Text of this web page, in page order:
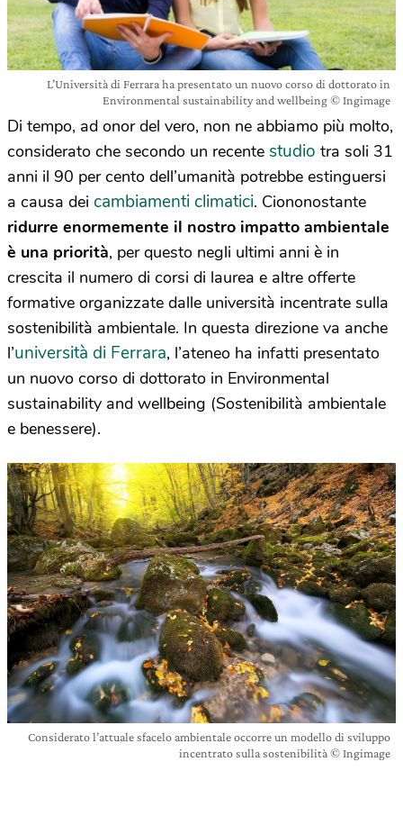
L’Università di Ferrara ha presentato un nuovo corso di dottorato in
Environmental sustainability and wellbeing © Ingimage
Di tempo, ad onor del vero, non ne abbiamo più molto,
considerato che secondo un recente studio tra soli 31
anni il 90 per cento dell’umanità potrebbe estinguersi
a causa dei cambiamenti climatici. Ciononostante
ridurre enormemente il nostro impatto ambientale
è una priorità, per questo negli ultimi anni è in
crescita il numero di corsi di laurea e altre offerte
formative organizzate dalle università incentrate sulla
sostenibilità ambientale. In questa direzione va anche
l’università di Ferrara, l’ateneo ha infatti presentato
un nuovo corso di dottorato in Environmental
sustainability and wellbeing (Sostenibilità ambientale
e benessere).
Considerato l’attuale sfacelo ambientale occorre un modello di sviluppo
incentrato sulla sostenibilità © Ingimage